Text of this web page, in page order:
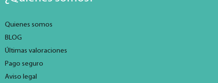
Quienes somos
BLOG
Últimas valoraciones
Pago seguro
Aviso legal